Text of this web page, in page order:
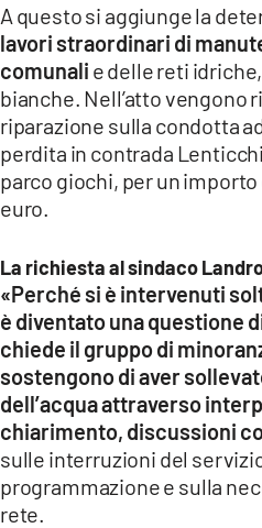
A questo si aggiunge la
lavori straordinari di
comunali e delle reti
bianche. Nell’atto vengono
riparazione sulla condotta
perdita in contrada
parco giochi, per un
euro.
La richiesta al sindaco
«Perché si è intervenuti
è diventato una questione
chiede il gruppo di
sostengono di aver
dell’acqua attraverso
chiarimento, discussioni
sulle interruzioni del
programmazione e sulla
rete.